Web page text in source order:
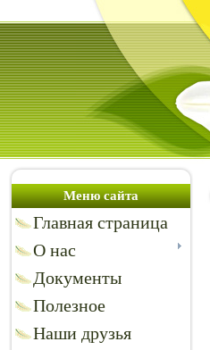
Меню сайта
Главная страница
О нас
Документы
Полезное
Наши друзья